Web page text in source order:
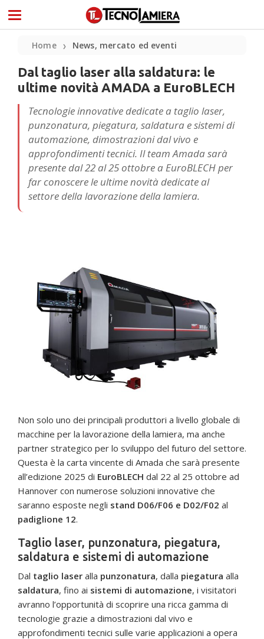
Home ❯ News, mercato ed eventi
Dal taglio laser alla saldatura: le
ultime novità AMADA a EuroBLECH
Tecnologie innovative dedicate a taglio laser,
punzonatura, piegatura, saldatura e sistemi di
automazione, dimostrazioni dal vivo e
approfondimenti tecnici. Il team Amada sarà
presente dal 22 al 25 ottobre a EuroBLECH per
far conoscere le ultime novità dedicate al
settore della lavorazione della lamiera.
Non solo uno dei principali produttori a livello globale di
macchine per la lavorazione della lamiera, ma anche
partner strategico per lo sviluppo del futuro del settore.
Questa è la carta vincente di Amada che sarà presente
all’edizione 2025 di EuroBLECH dal 22 al 25 ottobre ad
Hannover con numerose soluzioni innovative che
saranno esposte negli stand D06/F06 e D02/F02 al
padiglione 12.
Taglio laser, punzonatura, piegatura,
saldatura e sistemi di automazione
Dal taglio laser alla punzonatura, dalla piegatura alla
saldatura, fino ai sistemi di automazione, i visitatori
avranno l’opportunità di scoprire una ricca gamma di
tecnologie grazie a dimostrazioni dal vivo e
approfondimenti tecnici sulle varie applicazioni a opera